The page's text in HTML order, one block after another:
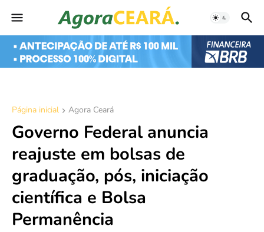
Página inicial Agora Ceará
Governo Federal anuncia
reajuste em bolsas de
graduação, pós, iniciação
científica e Bolsa
Permanência